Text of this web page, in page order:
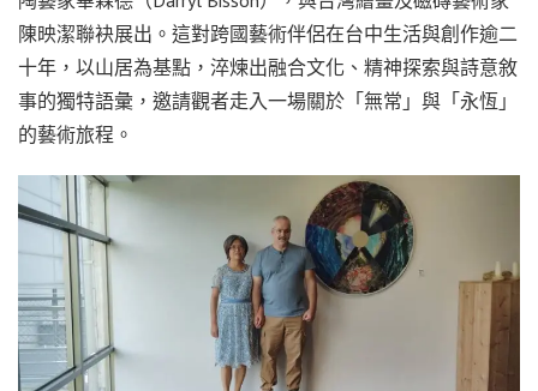
陳映潔聯袂展出。這對跨國藝術伴侶在台中生活與創作逾二
十年，以山居為基點，淬煉出融合文化、精神探索與詩意敘
事的獨特語彙，邀請觀者走入一場關於「無常」與「永恆」
的藝術旅程。